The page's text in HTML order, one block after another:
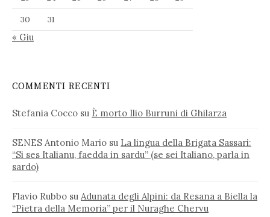
30
31
« Giu
COMMENTI RECENTI
Stefania Cocco su È morto Ilio Burruni di Ghilarza
SENES Antonio Mario su La lingua della Brigata Sassari:
“Si ses Italianu, faedda in sardu” (se sei Italiano, parla in
sardo)
Flavio Rubbo su Adunata degli Alpini: da Resana a Biella la
“Pietra della Memoria” per il Nuraghe Chervu